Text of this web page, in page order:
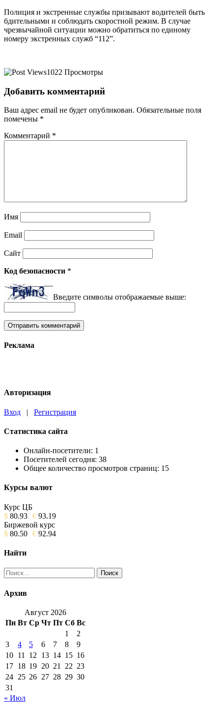
Полиция и экстренные службы призывают водителей быть
бдительными и соблюдать скоростной режим. В случае
чрезвычайной ситуации можно обратиться по единому
номеру экстренных служб “112”.
1022 Просмотры
Добавить комментарий
Ваш адрес email не будет опубликован. Обязательные поля
помечены *
Комментарий *
Имя
Email
Сайт
Код безопасности *
Введите символы отображаемые выше:
Реклама
Авторизация
Вход | Регистрация
Статистика сайта
Онлайн-посетители: 1
Посетителей сегодня: 38
Общее количество просмотров страниц: 15
Курсы валют
Курс ЦБ
$ 80.93 € 93.19
Биржевой курс
$ 80.50 € 92.94
Найти
Найти:
Архив
Август 2026
Пн Вт Ср Чт Пт Сб Вс
1
2
3
4 5 6 7 8
9
10 11 12 13 14 15 16
17 18 19 20 21 22 23
24 25 26 27 28 29 30
31
« Июл